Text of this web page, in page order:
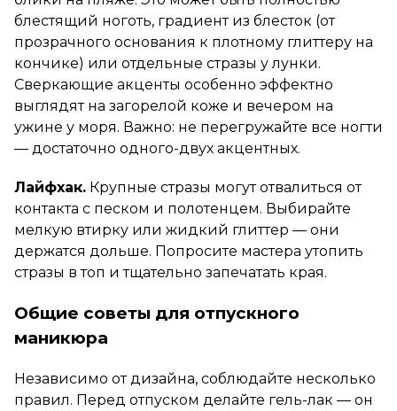
блестящий ноготь, градиент из блесток (от
прозрачного основания к плотному глиттеру на
кончике) или отдельные стразы у лунки.
Сверкающие акценты особенно эффектно
выглядят на загорелой коже и вечером на
ужине у моря. Важно: не перегружайте все ногти
— достаточно одного-двух акцентных.
Лайфхак. Крупные стразы могут отвалиться от
контакта с песком и полотенцем. Выбирайте
мелкую втирку или жидкий глиттер — они
держатся дольше. Попросите мастера утопить
стразы в топ и тщательно запечатать края.
Общие советы для отпускного
маникюра
Независимо от дизайна, соблюдайте несколько
правил. Перед отпуском делайте гель-лак — он